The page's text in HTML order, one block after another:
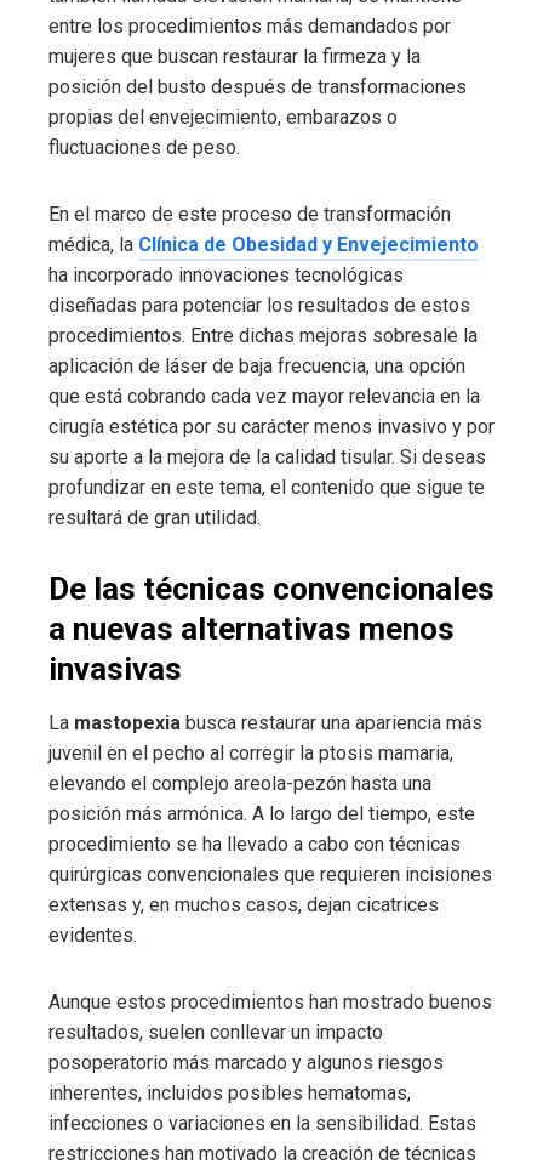
entre los procedimientos más demandados por
mujeres que buscan restaurar la firmeza y la
posición del busto después de transformaciones
propias del envejecimiento, embarazos o
fluctuaciones de peso.
En el marco de este proceso de transformación
médica, la Clínica de Obesidad y Envejecimiento
ha incorporado innovaciones tecnológicas
diseñadas para potenciar los resultados de estos
procedimientos. Entre dichas mejoras sobresale la
aplicación de láser de baja frecuencia, una opción
que está cobrando cada vez mayor relevancia en la
cirugía estética por su carácter menos invasivo y por
su aporte a la mejora de la calidad tisular. Si deseas
profundizar en este tema, el contenido que sigue te
resultará de gran utilidad.
De las técnicas convencionales
a nuevas alternativas menos
invasivas
La mastopexia busca restaurar una apariencia más
juvenil en el pecho al corregir la ptosis mamaria,
elevando el complejo areola-pezón hasta una
posición más armónica. A lo largo del tiempo, este
procedimiento se ha llevado a cabo con técnicas
quirúrgicas convencionales que requieren incisiones
extensas y, en muchos casos, dejan cicatrices
evidentes.
Aunque estos procedimientos han mostrado buenos
resultados, suelen conllevar un impacto
posoperatorio más marcado y algunos riesgos
inherentes, incluidos posibles hematomas,
infecciones o variaciones en la sensibilidad. Estas
restricciones han motivado la creación de técnicas